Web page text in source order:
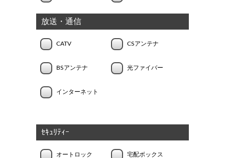
放送・通信
CATV CSアンテナ
BSアンテナ 光ファイバー
インターネット
ｾｷｭﾘﾃｨｰ
オートロック 宅配ボックス